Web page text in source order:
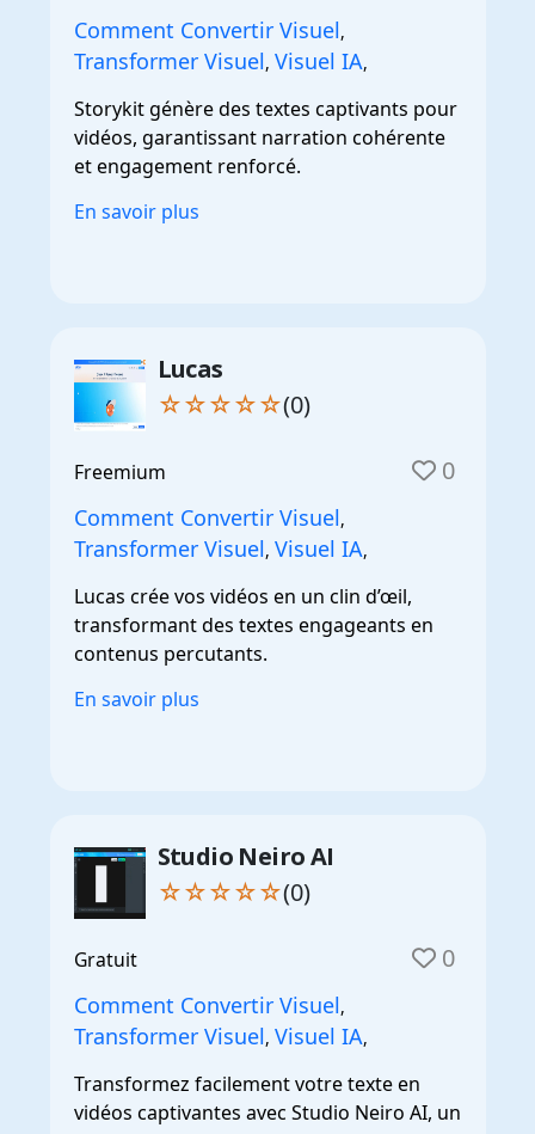
Comment Convertir Visuel,
Transformer Visuel, Visuel IA,
Storykit génère des textes captivants pour
vidéos, garantissant narration cohérente
et engagement renforcé.
En savoir plus
Lucas
☆☆☆☆☆(0)
Freemium 0
Comment Convertir Visuel,
Transformer Visuel, Visuel IA,
Lucas crée vos vidéos en un clin d’œil,
transformant des textes engageants en
contenus percutants.
En savoir plus
Studio Neiro AI
☆☆☆☆☆(0)
Gratuit 0
Comment Convertir Visuel,
Transformer Visuel, Visuel IA,
Transformez facilement votre texte en
vidéos captivantes avec Studio Neiro AI, un